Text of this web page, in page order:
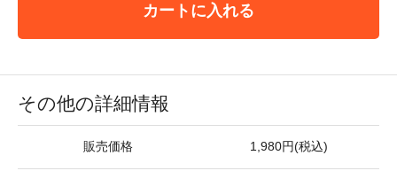
カートに入れる
その他の詳細情報
販売価格 1,980円(税込)